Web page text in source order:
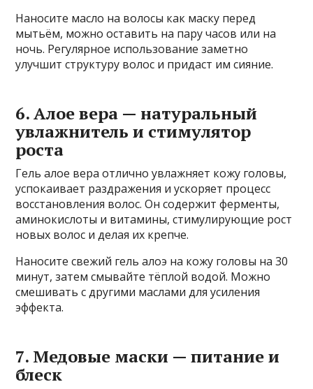
Наносите масло на волосы как маску перед
мытьём, можно оставить на пару часов или на
ночь. Регулярное использование заметно
улучшит структуру волос и придаст им сияние.
6. Алое вера — натуральный
увлажнитель и стимулятор
роста
Гель алое вера отлично увлажняет кожу головы,
успокаивает раздражения и ускоряет процесс
восстановления волос. Он содержит ферменты,
аминокислоты и витамины, стимулирующие рост
новых волос и делая их крепче.
Наносите свежий гель алоэ на кожу головы на 30
минут, затем смывайте тёплой водой. Можно
смешивать с другими маслами для усиления
эффекта.
7. Медовые маски — питание и
блеск